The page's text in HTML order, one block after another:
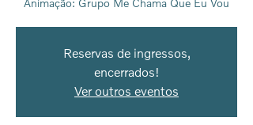
Animação: Grupo Me Chama Que Eu Vou
Reservas de ingressos,
encerrados!
Ver outros eventos